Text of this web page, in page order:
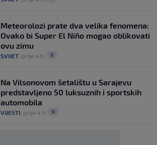
Meteorolozi prate dva velika fenomena:
Ovako bi Super El Niño mogao oblikovati
ovu zimu
SVIJET prije 4 h 0
Na Vilsonovom šetalištu u Sarajevu
predstavljeno 50 luksuznih i sportskih
automobila
VIJESTI prije 4 h 0